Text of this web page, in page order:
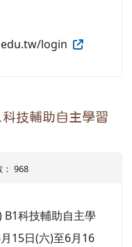
login
技輔助自主學習
968
B1科技輔助自主學
15日(六)至6月16